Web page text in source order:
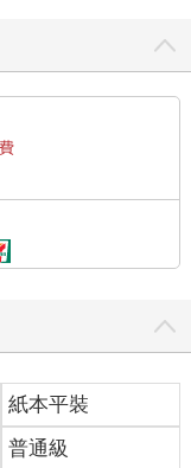
聲望，也積累了一些
，都不愛讀書，家
了養家，父親退伍
礦坑中，用生命換
個小孩過上更好的日
。
蓬在海外炙手可熱。
老闆賺錢擴廠、搬遷
爬升到染布部主任。
是清晨六點就起床，
的工廠。他用自己
紙本平裝
普通級